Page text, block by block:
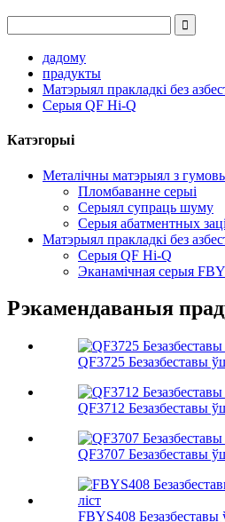
дадому
прадукты
Матэрыял пракладкі без
Серыя QF Hi-Q
Катэгорыі
Металічны матэрыял з
Пломбаванне серыі
Серыял супраць шуму
Серыя абатментных
Матэрыял пракладкі без
Серыя QF Hi-Q
Эканамічная серыя
Рэкамендаваныя
QF3725 Безазбеставы
QF3712 Безазбеставы
QF3707 Безазбеставы
FBYS408